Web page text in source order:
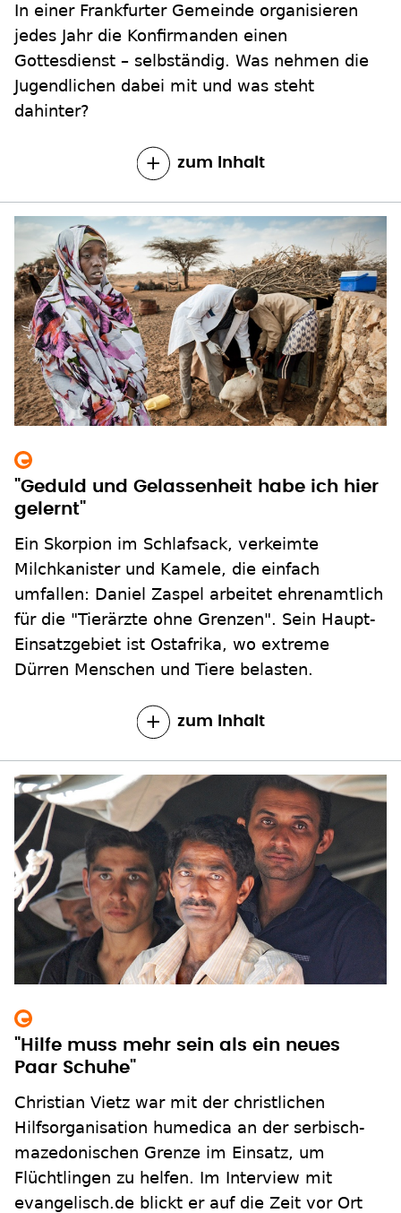
In einer Frankfurter Gemeinde organisieren
jedes Jahr die Konfirmanden einen
Gottesdienst – selbständig. Was nehmen die
Jugendlichen dabei mit und was steht
dahinter?
zum Inhalt
"Geduld und Gelassenheit habe ich hier
gelernt"
Ein Skorpion im Schlafsack, verkeimte
Milchkanister und Kamele, die einfach
umfallen: Daniel Zaspel arbeitet ehrenamtlich
für die "Tierärzte ohne Grenzen". Sein Haupt-
Einsatzgebiet ist Ostafrika, wo extreme
Dürren Menschen und Tiere belasten.
zum Inhalt
"Hilfe muss mehr sein als ein neues
Paar Schuhe"
Christian Vietz war mit der christlichen
Hilfsorganisation humedica an der serbisch-
mazedonischen Grenze im Einsatz, um
Flüchtlingen zu helfen. Im Interview mit
evangelisch.de blickt er auf die Zeit vor Ort